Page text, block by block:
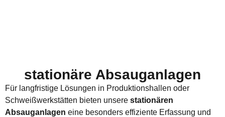
stationäre Absauganlagen
Für langfristige Lösungen in Produktionshallen oder
Schweißwerkstätten bieten unsere stationären
Absauganlagen eine besonders effiziente Erfassung und